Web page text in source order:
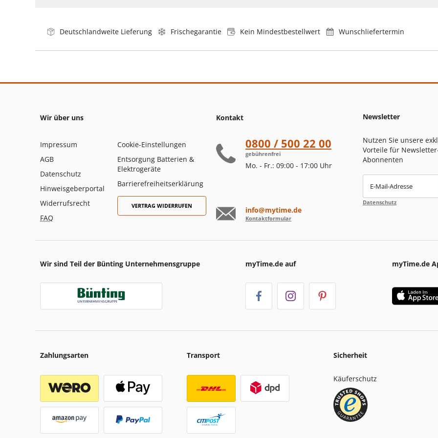
Deutschlandweite Lieferung Frischegarantie Kein Mindestbestellwert Wunschliefertermin
Wir über uns
Impressum
AGB
Datenschutz
Hinweisgeberportal
Widerrufsrecht
FAQ
Cookie-Einstellungen
Entsorgung Batterien &
Elektrogeräte
Barrierefreiheitserklärung
VERTRAG WIDERRUFEN
Kontakt
0800 / 500 22 00
gebührenfrei
Mo. - Fr.: 09:00 - 17:00 Uhr
info@mytime.de
Kontaktformular
Newsletter
Nutzen Sie unsere
Vorteile für
Abonnenten
E-Mail-Adresse
Datenschutz
Wir sind Teil der Bünting Unternehmensgruppe myTime.de auf myTime.de
Zahlungsarten Transport Sicherheit
Käuferschutz